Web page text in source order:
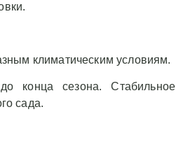
климатическим условиям.
конца сезона. Стабильное
сада.